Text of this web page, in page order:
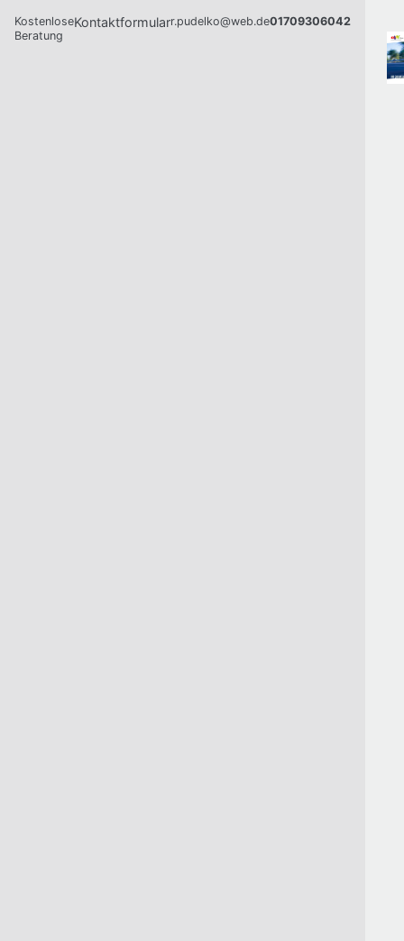
Kostenlose
Beratung
Kontaktformularr.pudelko@web.de01709306042